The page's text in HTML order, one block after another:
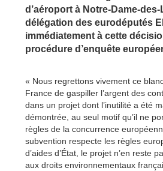
d’aéroport à Notre-Dame-
délégation des eurodéputés
immédiatement à cette
procédure d’enquête
« Nous regrettons vivement ce
France de gaspiller l’argent des
dans un projet dont l’inutilité a été
démontrée, au seul motif qu’il ne
règles de la concurrence
subvention respecte les règles
d’aides d’État, le projet n’en reste
aux droits environnementaux